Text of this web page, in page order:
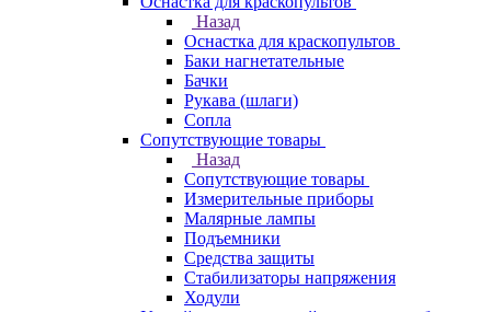
Назад
Оснастка для краскопультов
Баки нагнетательные
Бачки
Рукава (шлаги)
Сопла
Сопутствующие товары
Назад
Сопутствующие товары
Измерительные приборы
Малярные лампы
Подъемники
Средства защиты
Стабилизаторы напряжения
Ходули